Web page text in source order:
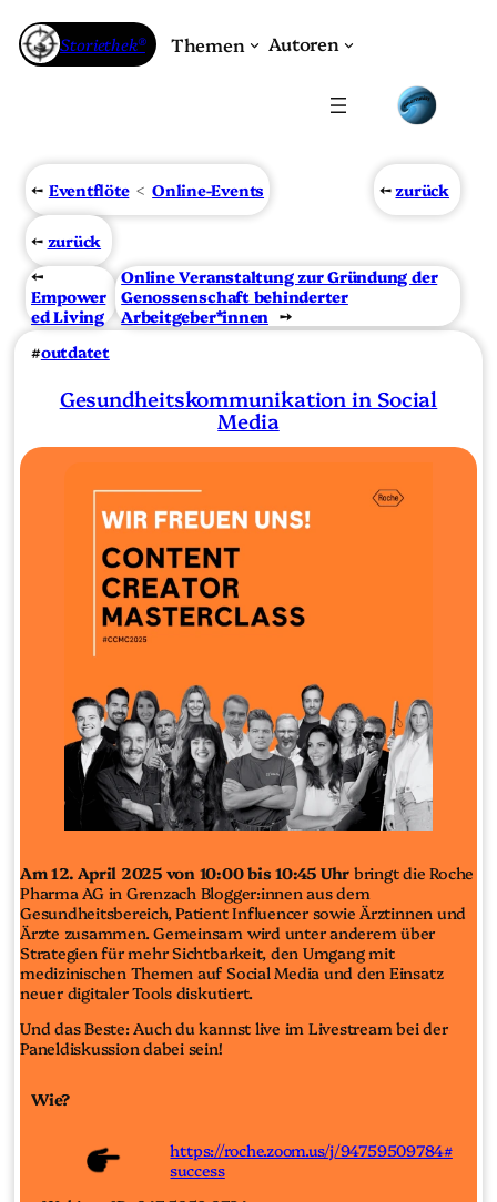
Storiethek® Themen Autoren
← Eventflöte Online-Events ←zurück
← zurück
←
Empower
ed Living
Online Veranstaltung zur Gründung der
Genossenschaft behinderter
Arbeitgeber*innen →
#outdatet
Gesundheitskommunikation in Social
Media
Am 12. April 2025 von 10:00 bis 10:45 Uhr bringt die Roche
Pharma AG in Grenzach Blogger:innen aus dem
Gesundheitsbereich, Patient Influencer sowie Ärztinnen und
Ärzte zusammen. Gemeinsam wird unter anderem über
Strategien für mehr Sichtbarkeit, den Umgang mit
medizinischen Themen auf Social Media und den Einsatz
neuer digitaler Tools diskutiert.
Und das Beste: Auch du kannst live im Livestream bei der
Paneldiskussion dabei sein!
Wie?
https://roche.zoom.us/j/94759509784#
success